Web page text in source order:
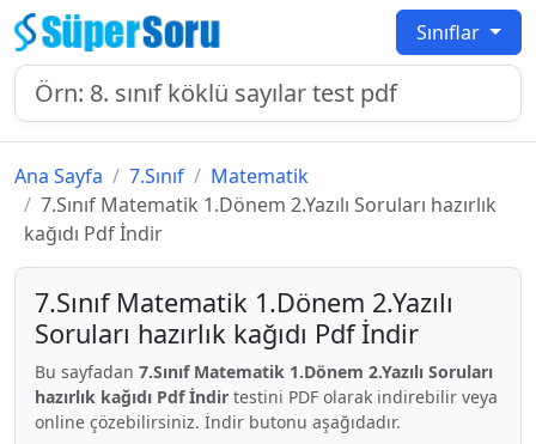
Sınıflar
Ana Sayfa 7.Sınıf
Matematik
7.Sınıf Matematik 1.Dönem 2.Yazılı Soruları hazırlık
kağıdı Pdf İndir
7.Sınıf Matematik 1.Dönem 2.Yazılı
Soruları hazırlık kağıdı Pdf İndir
Bu sayfadan 7.Sınıf Matematik 1.Dönem 2.Yazılı Soruları
hazırlık kağıdı Pdf İndir testini PDF olarak indirebilir veya
online çözebilirsiniz. İndir butonu aşağıdadır.